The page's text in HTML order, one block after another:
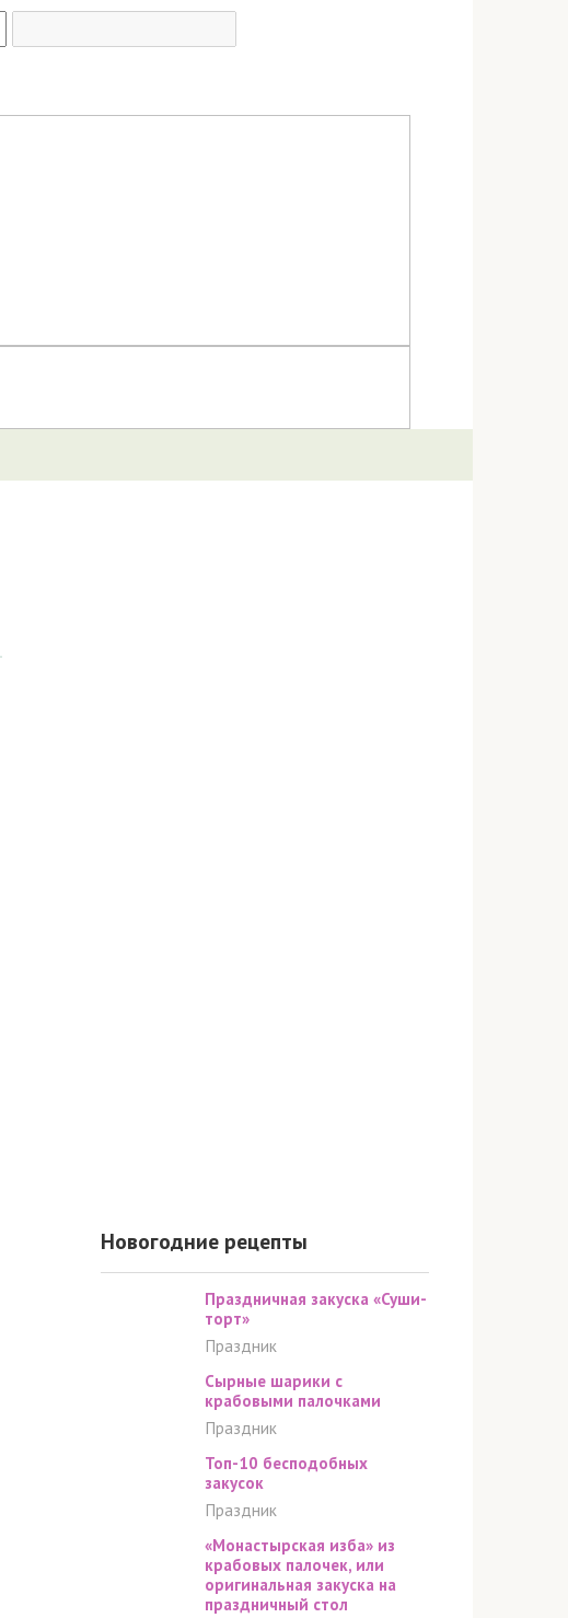
Новогодние рецепты
Праздничная закуска «Суши-
торт»
Праздник
Сырные шарики с
крабовыми палочками
Праздник
Топ-10 бесподобных
закусок
Праздник
«Монастырская изба» из
крабовых палочек, или
оригинальная закуска на
праздничный стол